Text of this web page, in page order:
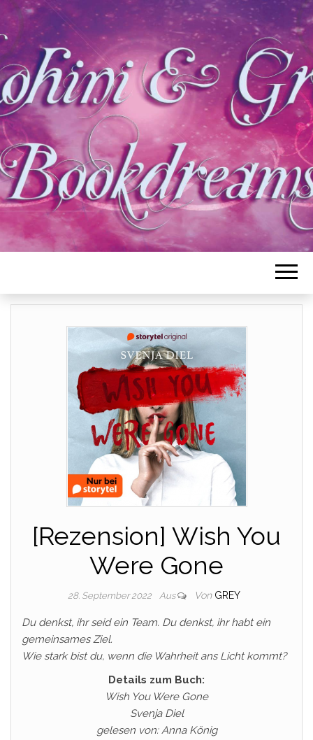
[Rezension] Wish You
Were Gone
28. September 2022 Aus Von GREY
Du denkst, ihr seid ein Team. Du denkst, ihr habt ein
gemeinsames Ziel.
Wie stark bist du, wenn die Wahrheit ans Licht kommt?
Details zum Buch:
Wish You Were Gone
Svenja Diel
gelesen von: Anna König